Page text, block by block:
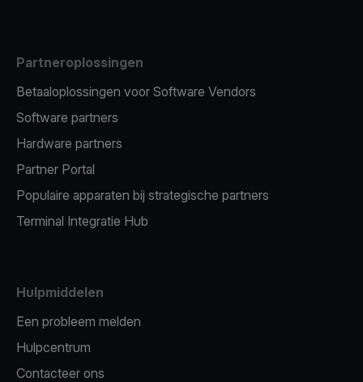
Partneroplossingen
Betaaloplossingen voor Software Vendors
Software partners
Hardware partners
Partner Portal
Populaire apparaten bij strategische partners
Terminal Integratie Hub
Hulpmiddelen
Een probleem melden
Hulpcentrum
Contacteer ons